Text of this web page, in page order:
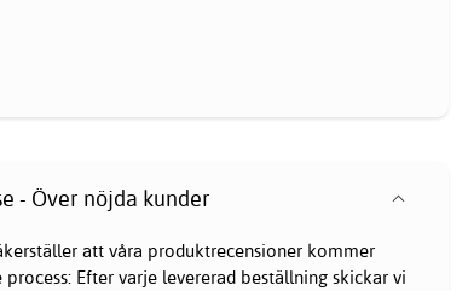
- Över nöjda kunder
att våra produktrecensioner kommer
Efter varje levererad beställning skickar vi